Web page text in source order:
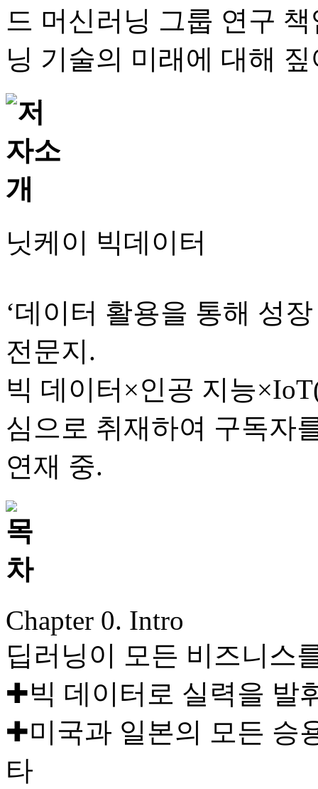
드 머신러닝 그룹 연구
닝 기술의 미래에 대해
닛케이 빅데이터
‘데이터 활용을 통해 성
전문지.
빅 데이터×인공 지능
심으로 취재하여 구독자
연재 중.
Chapter 0. Intro
딥러닝이 모든 비즈니스
✚빅 데이터로 실력을 발
✚미국과 일본의 모든 승
타